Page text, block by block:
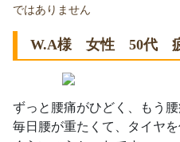
ではありません
W.A様 女性 50代
ずっと腰痛がひどく、もう
毎日腰が重たくて、タイヤ